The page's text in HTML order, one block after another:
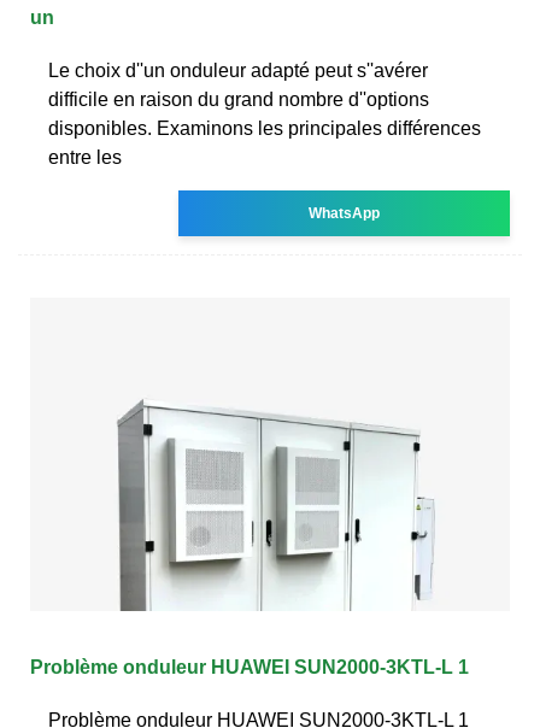
un
Le choix d''un onduleur adapté peut s''avérer
difficile en raison du grand nombre d''options
disponibles. Examinons les principales différences
entre les
WhatsApp
Problème onduleur HUAWEI SUN2000-3KTL-L 1
Problème onduleur HUAWEI SUN2000-3KTL-L 1